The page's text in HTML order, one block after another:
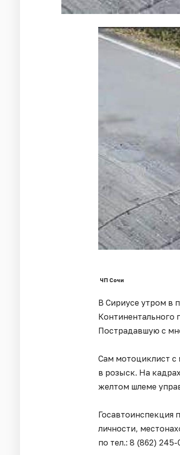
ЧП Сочи
В Сириусе утром в
Континентального
Пострадавшую с
Сам мотоциклист с
в розыск. На
желтом шлеме
Госавтоинспекция
личности,
по тел.: 8 (862)